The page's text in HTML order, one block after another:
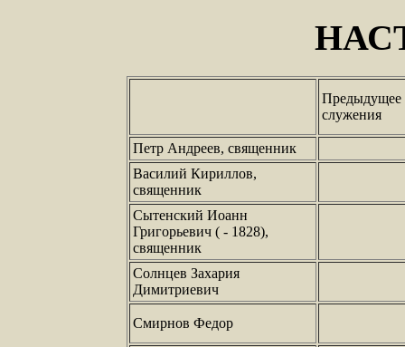
Предыдущее
служения
Петр Андреев, священник
Василий Кириллов,
священник
Сытенский Иоанн
Григорьевич ( - 1828),
священник
Солнцев Захария
Димитриевич
Смирнов Федор